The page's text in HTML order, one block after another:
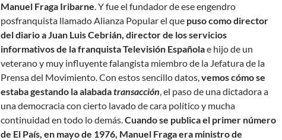
Manuel Fraga Iribarne. Y fue el fundador de ese engendro
posfranquista llamado Alianza Popular el que puso como director
del diario a Juan Luis Cebrián, director de los servicios
informativos de la franquista Televisión Españolae hijo de un
veterano y muy influyente falangista miembro de la Jefatura de la
Prensa del Movimiento. Con estos sencillo datos,vemos cómo se
estaba gestando la alabadatransacción, el paso de una dictadora a
una democracia con cierto lavado de cara político y mucha
continuidad en todo lo demás.Cuando se publica el primer número
de El País, en mayo de 1976, Manuel Fraga era ministro de